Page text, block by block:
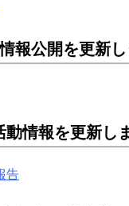
報公開を更新し
情報を更新し
告